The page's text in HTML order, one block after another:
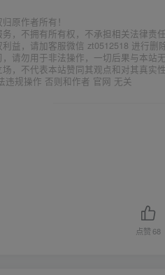
原作者所有！
，不拥有所有权，不承担相关法律责任
益，请加客服微信 zt0512518 进行删除
请勿用于非法操作，一切后果与本站无
，不代表本站赞同其观点和对其真实性
违规操作 否则和作者 官网 无关
点赞68